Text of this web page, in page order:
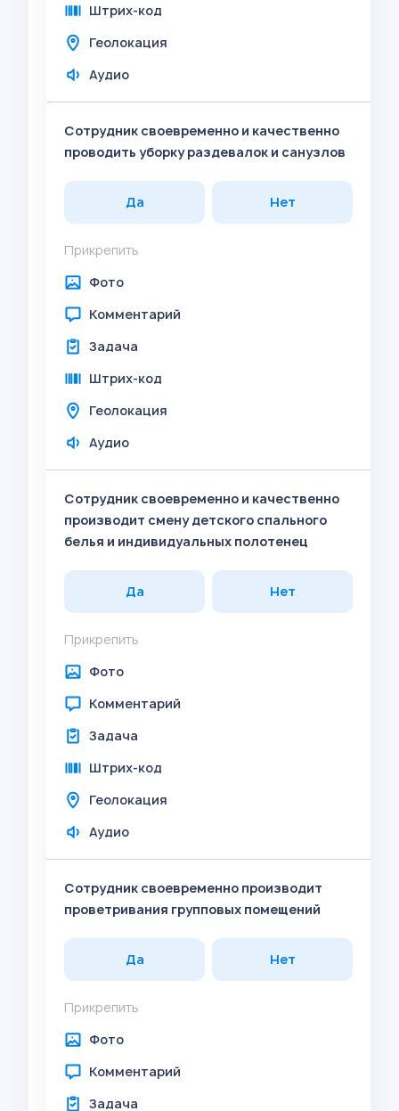
Штрих-код
Геолокация
Аудио
Сотрудник своевременно и качественно
проводить уборку раздевалок и санузлов
Да Нет
Прикрепить
Фото
Комментарий
Задача
Штрих-код
Геолокация
Аудио
Сотрудник своевременно и качественно
производит смену детского спального
белья и индивидуальных полотенец
Да Нет
Прикрепить
Фото
Комментарий
Задача
Штрих-код
Геолокация
Аудио
Сотрудник своевременно производит
проветривания групповых помещений
Да Нет
Прикрепить
Фото
Комментарий
Задача